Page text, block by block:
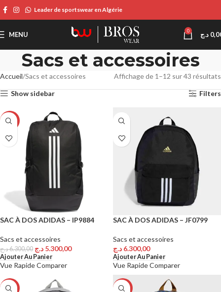
Leader de sportswear en Algérie
MENU 0 د.ج
Sacs et accessoires
Accueil Sacs et accessoires Affichage de 1–12 sur 43 résultats
Show sidebar Filters
-16%
SAC À DOS ADIDAS – IP9884
Sacs et accessoires
6.300,00د.ج 5.300,00 د.ج
Ajouter Au Panier
Vue RapideComparer
SAC À DOS ADIDAS – JF0799
Sacs et accessoires
6.300,00 د.ج
Ajouter Au Panier
Vue RapideComparer
-17% -18%